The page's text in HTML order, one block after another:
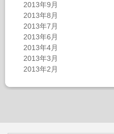
2013年9月
2013年8月
2013年7月
2013年6月
2013年4月
2013年3月
2013年2月